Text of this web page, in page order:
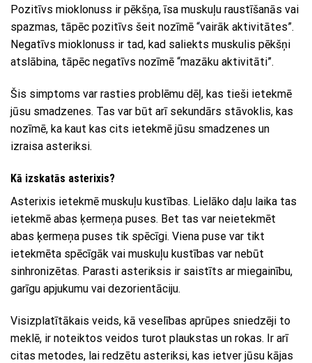
Pozitīvs mioklonuss ir pēkšņa, īsa muskuļu raustīšanās vai
spazmas, tāpēc pozitīvs šeit nozīmē “vairāk aktivitātes”.
Negatīvs mioklonuss ir tad, kad saliekts muskulis pēkšņi
atslābina, tāpēc negatīvs nozīmē “mazāku aktivitāti”.
Šis simptoms var rasties problēmu dēļ, kas tieši ietekmē
jūsu smadzenes. Tas var būt arī sekundārs stāvoklis, kas
nozīmē, ka kaut kas cits ietekmē jūsu smadzenes un
izraisa asteriksi.
Kā izskatās asterixis?
Asterixis ietekmē muskuļu kustības. Lielāko daļu laika tas
ietekmē abas ķermeņa puses. Bet tas var neietekmēt
abas ķermeņa puses tik spēcīgi. Viena puse var tikt
ietekmēta spēcīgāk vai muskuļu kustības var nebūt
sinhronizētas. Parasti asteriksis ir saistīts ar miegainību,
garīgu apjukumu vai dezorientāciju.
Visizplatītākais veids, kā veselības aprūpes sniedzēji to
meklē, ir noteiktos veidos turot plaukstas un rokas. Ir arī
citas metodes, lai redzētu asteriksi, kas ietver jūsu kājas